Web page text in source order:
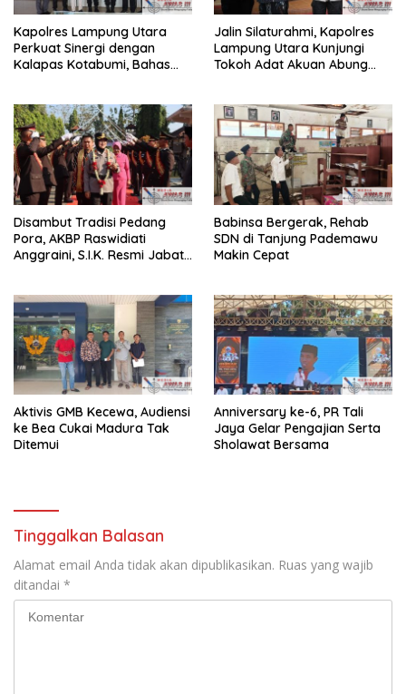
Kapolres Lampung Utara
Perkuat Sinergi dengan
Kalapas Kotabumi, Bahas
Jalin Silaturahmi, Kapolres
Lampung Utara Kunjungi
Tokoh Adat Akuan Abung
Disambut Tradisi Pedang
Pora, AKBP Raswidiati
Anggraini, S.I.K. Resmi Jabat
Babinsa Bergerak, Rehab
SDN di Tanjung Pademawu
Makin Cepat
Aktivis GMB Kecewa, Audiensi
ke Bea Cukai Madura Tak
Ditemui
Anniversary ke-6, PR Tali
Jaya Gelar Pengajian Serta
Sholawat Bersama
Tinggalkan Balasan
Alamat email Anda tidak akan dipublikasikan. Ruas yang wajib
ditandai *